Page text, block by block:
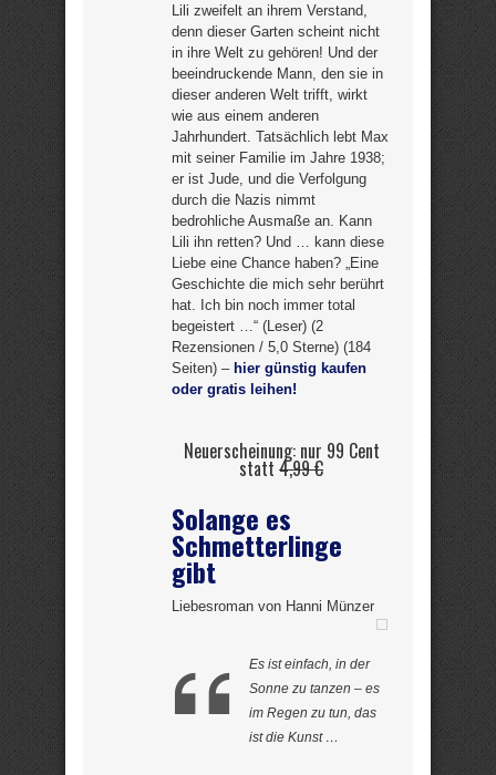
Lili zweifelt an ihrem Verstand,
denn dieser Garten scheint nicht
in ihre Welt zu gehören! Und der
beeindruckende Mann, den sie in
dieser anderen Welt trifft, wirkt
wie aus einem anderen
Jahrhundert. Tatsächlich lebt Max
mit seiner Familie im Jahre 1938;
er ist Jude, und die Verfolgung
durch die Nazis nimmt
bedrohliche Ausmaße an. Kann
Lili ihn retten? Und … kann diese
Liebe eine Chance haben? „Eine
Geschichte die mich sehr berührt
hat. Ich bin noch immer total
begeistert …“ (Leser) (2
Rezensionen / 5,0 Sterne) (184
Seiten) – hier günstig kaufen
oder gratis leihen!
Neuerscheinung: nur 99 Cent
statt 4,99 €
Solange es
Schmetterlinge
gibt
Liebesroman von Hanni Münzer
Es ist einfach, in der
Sonne zu tanzen – es
im Regen zu tun, das
ist die Kunst …